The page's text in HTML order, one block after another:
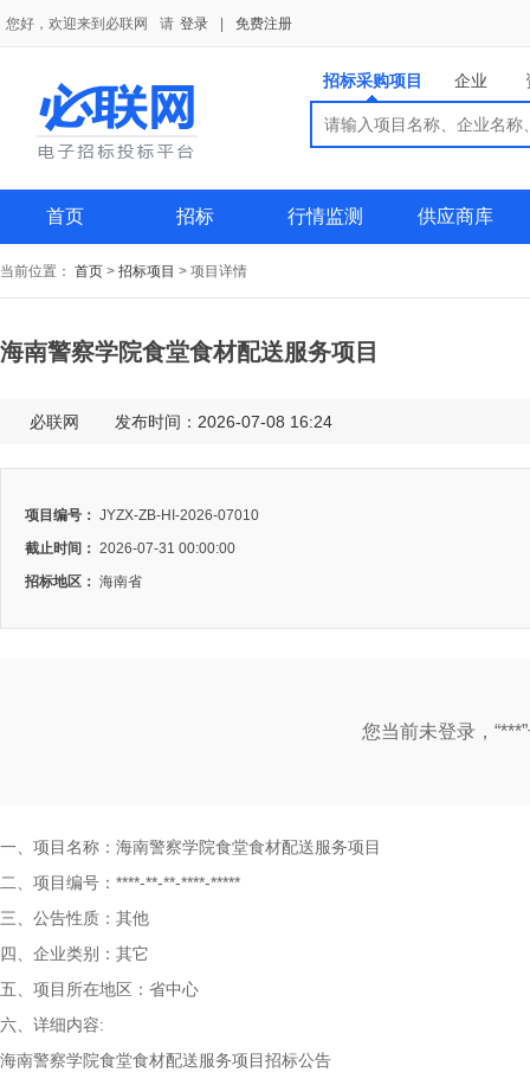
您好，欢迎来到必联网 请 登录 免费注册
招标采购项目 企业
首页 招标 行情监测 供应商库
当前位置： 首页 > 招标项目 > 项目详情
海南警察学院食堂食材配送服务项目
必联网 发布时间：2026-07-08 16:24
项目编号： JYZX-ZB-HI-2026-07010
截止时间： 2026-07-31 00:00:00
招标地区： 海南省
您当前未登录，
一、项目名称：海南警察学院食堂食材配送服务项目
二、项目编号：****-**-**-****-*****
三、公告性质：其他
四、企业类别：其它
五、项目所在地区：省中心
六、详细内容:
海南警察学院食堂食材配送服务项目招标公告